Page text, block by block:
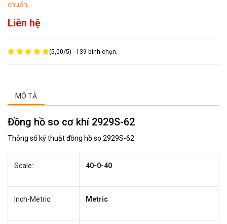
chuẩn,
Liên hệ
(5,00/5) -139 bình chọn.
MÔ TẢ
Đồng hồ so cơ khí 2929S-62
Thông số kỹ thuật đồng hồ so 2929S-62
Scale: 40-0-40
Inch-Metric: Metric